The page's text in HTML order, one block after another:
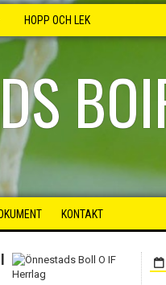
HOPP OCH LEK
KONTAKT